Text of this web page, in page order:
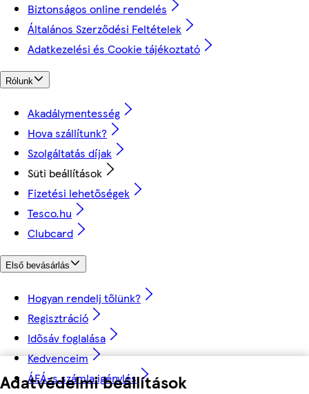
Adatvédelmi beállítások
Biztonságos online rendelés
Általános Szerződési Feltételek
Adatkezelési és Cookie tájékoztató
Rólunk
Akadálymentesség
Hova szállítunk?
Szolgáltatás díjak
Süti beállítások
Fizetési lehetőségek
Tesco.hu
Clubcard
Első bevásárlás
Hogyan rendelj tőlünk?
Regisztráció
Idősáv foglalása
Kedvenceim
ÁFÁ-s számla igénylés